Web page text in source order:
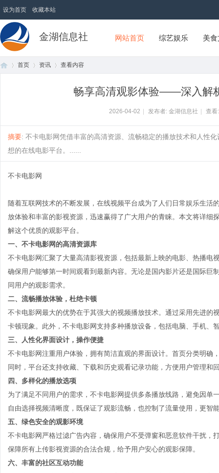
设为首页 收藏本站
金湖信息社 网站首页 综艺娱乐 美
首页 资讯 查看内容
畅享高清观影体验——深入解
2026-04-02 发布者: 金湖信息社 查
摘要: 不卡电影网凭借丰富的高清资源、流畅稳定的播放技术和人性
想的在线电影平台。......
不卡电影网
随着互联网技术的不断发展，在线视频平台成为了人们日常娱乐生活
放体验和丰富的影视资源，迅速赢得了广大用户的青睐。本文将详
解这个优质的观影平台。
一、不卡电影网的高清资源库
不卡电影网汇聚了大量高清影视资源，包括最新上映的电影、热播电
确保用户能够第一时间观看到最新内容。无论是国内影片还是国际
同用户的观影需求。
二、流畅播放体验，杜绝卡顿
不卡电影网最大的优势在于其强大的视频播放技术。通过采用先进的
卡顿现象。此外，不卡电影网支持多种播放设备，包括电脑、手机、
三、人性化界面设计，操作便捷
不卡电影网注重用户体验，拥有简洁直观的界面设计。首页分类明确
同时，平台还支持收藏、下载和历史观看记录功能，方便用户管理和
四、多样化的播放选项
为了满足不同用户的需求，不卡电影网提供多条播放线路，避免因
自由选择视频清晰度，既保证了观影流畅，也控制了流量使用，更智
五、绿色安全的观影环境
不卡电影网严格过滤广告内容，确保用户不受弹窗和恶意软件干扰，
保障所有上传影视资源的合法合规，给予用户安心的观影保障。
六、丰富的社区互动功能